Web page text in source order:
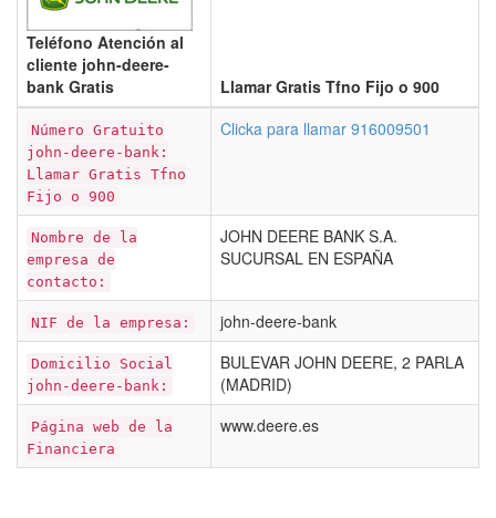
Teléfono Atención al
cliente john-deere-
bank Gratis
Llamar Gratis Tfno Fijo o 900
Número Gratuito
john-deere-bank:
Llamar Gratis Tfno
Fijo o 900
Clicka para llamar 916009501
Nombre de la
empresa de
contacto:
JOHN DEERE BANK S.A.
SUCURSAL EN ESPAÑA
NIF de la empresa: john-deere-bank
Domicilio Social
john-deere-bank:
BULEVAR JOHN DEERE, 2 PARLA
(MADRID)
Página web de la
Financiera
www.deere.es